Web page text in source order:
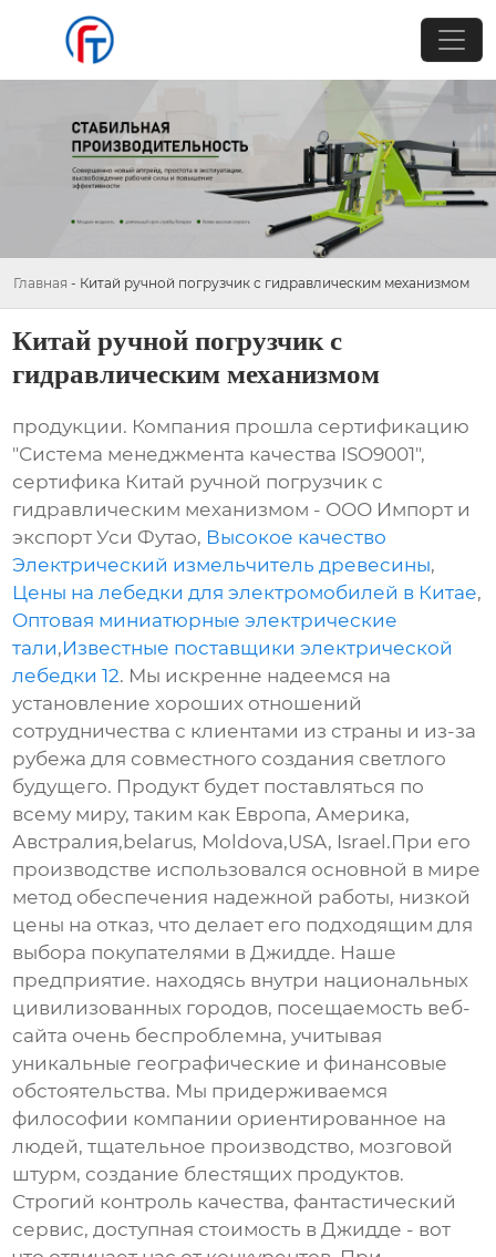
Главная - Китай ручной погрузчик с гидравлическим механизмом
Китай ручной погрузчик с
гидравлическим механизмом
продукции. Компания прошла сертификацию
"Система менеджмента качества ISO9001",
сертифика Китай ручной погрузчик с
гидравлическим механизмом - ООО Импорт и
экспорт Уси Футао, Высокое качество
Электрический измельчитель древесины,
Цены на лебедки для электромобилей в Китае,
Оптовая миниатюрные электрические
тали,Известные поставщики электрической
лебедки 12. Мы искренне надеемся на
установление хороших отношений
сотрудничества с клиентами из страны и из-за
рубежа для совместного создания светлого
будущего. Продукт будет поставляться по
всему миру, таким как Европа, Америка,
Австралия,belarus, Moldova,USA, Israel.При его
производстве использовался основной в мире
метод обеспечения надежной работы, низкой
цены на отказ, что делает его подходящим для
выбора покупателями в Джидде. Наше
предприятие. находясь внутри национальных
цивилизованных городов, посещаемость веб-
сайта очень беспроблемна, учитывая
уникальные географические и финансовые
обстоятельства. Мы придерживаемся
философии компании ориентированное на
людей, тщательное производство, мозговой
штурм, создание блестящих продуктов.
Строгий контроль качества, фантастический
сервис, доступная стоимость в Джидде - вот